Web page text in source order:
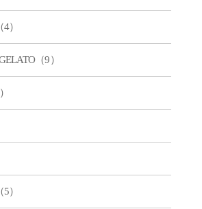
）
（9）
）